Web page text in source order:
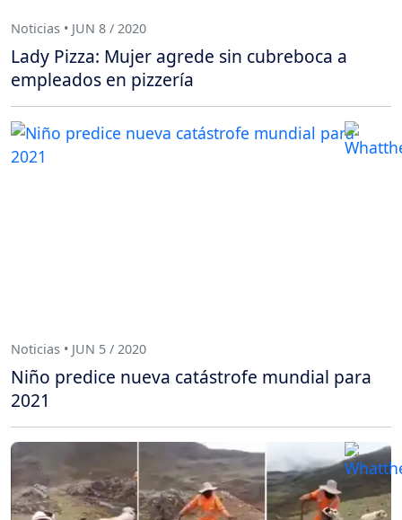
Noticias • JUN 8 / 2020
Lady Pizza: Mujer agrede sin cubreboca a
empleados en pizzería
Noticias • JUN 5 / 2020
Niño predice nueva catástrofe mundial para
2021